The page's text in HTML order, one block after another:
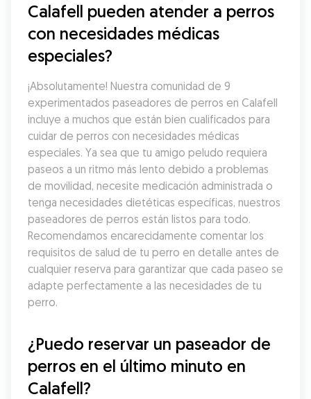
Calafell pueden atender a perros
con necesidades médicas
especiales?
¡Absolutamente! Nuestra comunidad de 9
experimentados paseadores de perros en Calafell
incluye a muchos que están bien cualificados para
cuidar de perros con necesidades médicas
especiales. Ya sea que tu amigo peludo requiera
paseos a un ritmo más lento debido a problemas
de movilidad, necesite medicación administrada o
tenga necesidades dietéticas específicas, nuestros
paseadores de perros están listos para todo.
Recomendamos encarecidamente comentar los
requisitos de salud de tu perro en detalle antes de
cualquier reserva para garantizar que cada paseo se
adapte perfectamente a las necesidades de tu
perro.
¿Puedo reservar un paseador de
perros en el último minuto en
Calafell?